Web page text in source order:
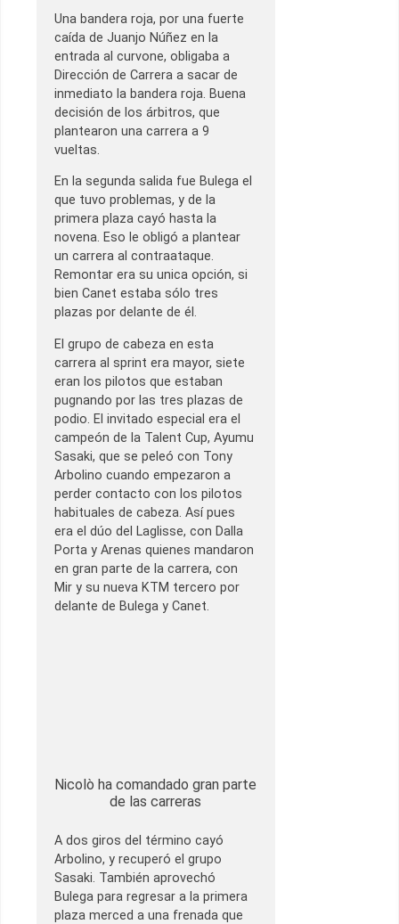
Una bandera roja, por una fuerte
caída de Juanjo Núñez en la
entrada al curvone, obligaba a
Dirección de Carrera a sacar de
inmediato la bandera roja. Buena
decisión de los árbitros, que
plantearon una carrera a 9
vueltas.
En la segunda salida fue Bulega el
que tuvo problemas, y de la
primera plaza cayó hasta la
novena. Eso le obligó a plantear
un carrera al contraataque.
Remontar era su unica opción, si
bien Canet estaba sólo tres
plazas por delante de él.
El grupo de cabeza en esta
carrera al sprint era mayor, siete
eran los pilotos que estaban
pugnando por las tres plazas de
podio. El invitado especial era el
campeón de la Talent Cup, Ayumu
Sasaki, que se peleó con Tony
Arbolino cuando empezaron a
perder contacto con los pilotos
habituales de cabeza. Así pues
era el dúo del Laglisse, con Dalla
Porta y Arenas quienes mandaron
en gran parte de la carrera, con
Mir y su nueva KTM tercero por
delante de Bulega y Canet.
Nicolò ha comandado gran parte
de las carreras
A dos giros del término cayó
Arbolino, y recuperó el grupo
Sasaki. También aprovechó
Bulega para regresar a la primera
plaza merced a una frenada que